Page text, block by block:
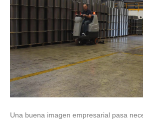
Una buena imagen empresarial pasa